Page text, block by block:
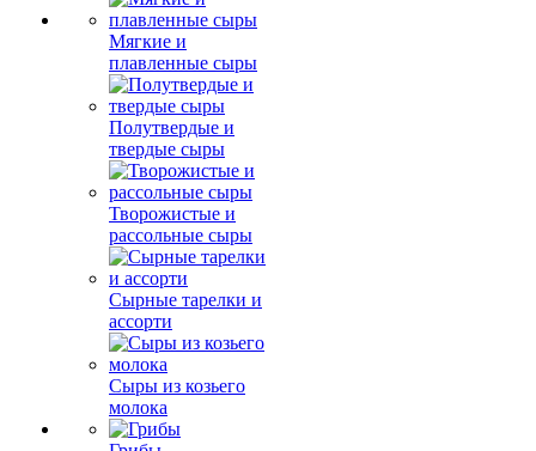
Мягкие и
плавленные сыры
Полутвердые и
твердые сыры
Творожистые и
рассольные сыры
Сырные тарелки и
ассорти
Сыры из козьего
молока